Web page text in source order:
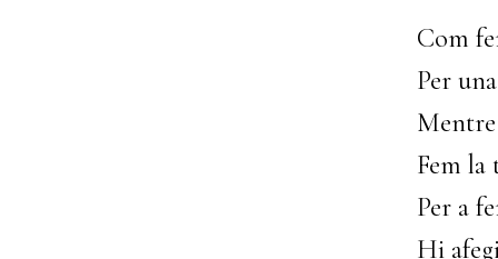
Com
Per
Mentre
Fem la
Per a
Hi